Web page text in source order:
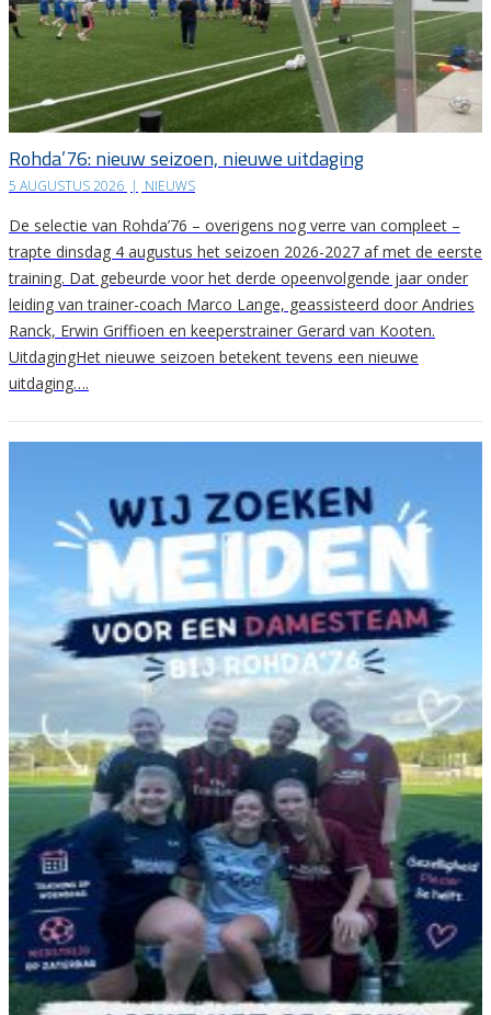
Rohda’76: nieuw seizoen, nieuwe uitdaging
5 AUGUSTUS 2026 | NIEUWS
De selectie van Rohda’76 – overigens nog verre van compleet –
trapte dinsdag 4 augustus het seizoen 2026-2027 af met de eerste
training. Dat gebeurde voor het derde opeenvolgende jaar onder
leiding van trainer-coach Marco Lange, geassisteerd door Andries
Ranck, Erwin Griffioen en keeperstrainer Gerard van Kooten.
UitdagingHet nieuwe seizoen betekent tevens een nieuwe
uitdaging….